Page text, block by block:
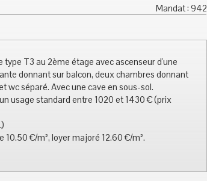
type T3 au 2ème étage avec ascenseur d'une
donnant sur balcon, deux chambres donnant
wc séparé. Avec une cave en sous-sol.
usage standard entre 1020 et 1430 € (prix
€/m², loyer majoré 12.60 €/m².
Mandat : 942